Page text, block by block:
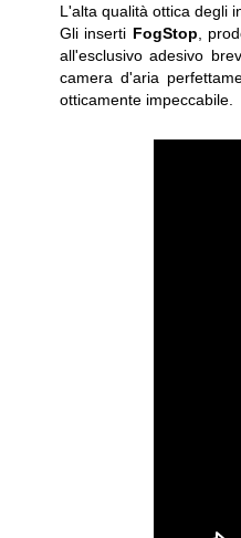
L'alta qualità ottica degli
Gli inserti FogStop
all'esclusivo adesivo
camera d'aria
otticamente impeccabile